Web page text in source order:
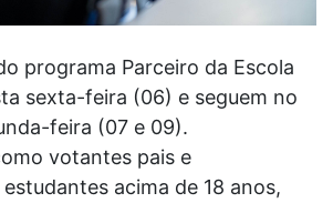
programa Parceiro da Escola
sexta-feira (06) e seguem no
feira (07 e 09).
votantes pais e
acima de 18 anos,